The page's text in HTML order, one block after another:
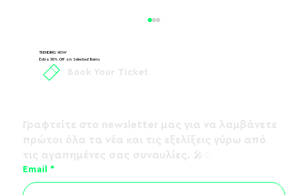
Γραφτείτε στο newsletter μας για να λαμβάνετε
πρώτοι όλα τα νέα και τις εξελίξεις γύρω από
τις αγαπημένες σας συναυλίες. 🎤✨
Email *
ΛΟΓΟΣ ΤΙΜΗΣ - Summer Tour 2026
TRENDING NOW
Extra 30% Off on Selected Items
Book Your Ticket